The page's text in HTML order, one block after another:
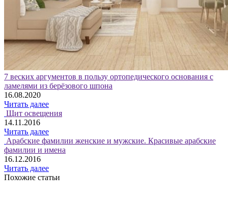
7 веских аргументов в пользу ортопедического основания с
ламелями из берёзового шпона
16.08.2020
Читать далее
Щит освещения
14.11.2016
Читать далее
Арабские фамилии женские и мужские. Красивые арабские
фамилии и имена
16.12.2016
Читать далее
Похожие статьи